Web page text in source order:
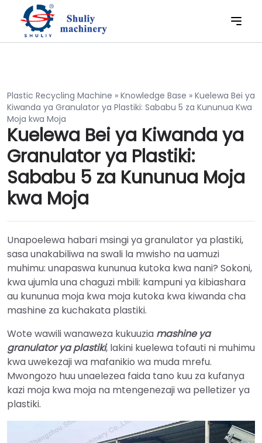
Plastic Recycling Machine » Knowledge Base » Kuelewa Bei ya
Kiwanda ya Granulator ya Plastiki: Sababu 5 za Kununua Kwa
Moja kwa Moja
Kuelewa Bei ya Kiwanda ya
Granulator ya Plastiki:
Sababu 5 za Kununua Moja
kwa Moja
Unapoelewa habari msingi ya granulator ya plastiki,
sasa unakabiliwa na swali la mwisho na uamuzi
muhimu: unapaswa kununua kutoka kwa nani? Sokoni,
kwa ujumla una chaguzi mbili: kampuni ya kibiashara
au kununua moja kwa moja kutoka kwa kiwanda cha
mashine za kuchakata plastiki.
Wote wawili wanaweza kukuuzia mashine ya
granulator ya plastiki, lakini kuelewa tofauti ni muhimu
kwa uwekezaji wa mafanikio wa muda mrefu.
Mwongozo huu unaelezea faida tano kuu za kufanya
kazi moja kwa moja na mtengenezaji wa pelletizer ya
plastiki.